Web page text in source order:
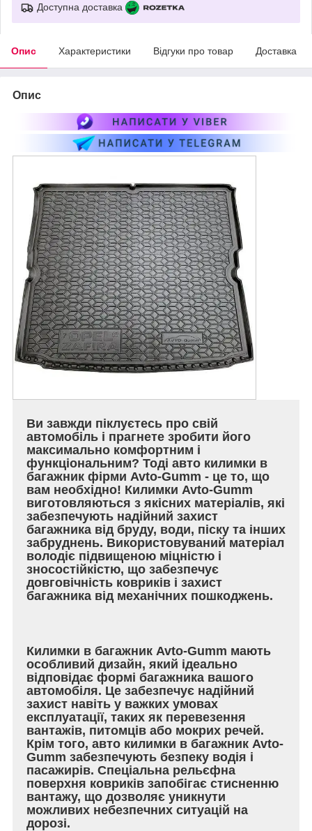
Доступна доставка
Опис Характеристики Відгуки про товар Доставка
Опис
Ви завжди піклуєтесь про свій
автомобіль і прагнете зробити його
максимально комфортним і
функціональним? Тоді авто килимки в
багажник фірми Avto-Gumm - це то, що
вам необхідно! Килимки Avto-Gumm
виготовляються з якісних матеріалів, які
забезпечують надійний захист
багажника від бруду, води, піску та інших
забруднень. Використовуваний матеріал
володіє підвищеною міцністю і
зносостійкістю, що забезпечує
довговічність ковриків і захист
багажника від механічних пошкоджень.
Килимки в багажник Avto-Gumm мають
особливий дизайн, який ідеально
відповідає формі багажника вашого
автомобіля. Це забезпечує надійний
захист навіть у важких умовах
експлуатації, таких як перевезення
вантажів, питомців або мокрих речей.
Крім того, авто килимки в багажник Avto-
Gumm забезпечують безпеку водія і
пасажирів. Спеціальна рельєфна
поверхня ковриків запобігає стисненню
вантажу, що дозволяє уникнути
можливих небезпечних ситуацій на
дорозі.